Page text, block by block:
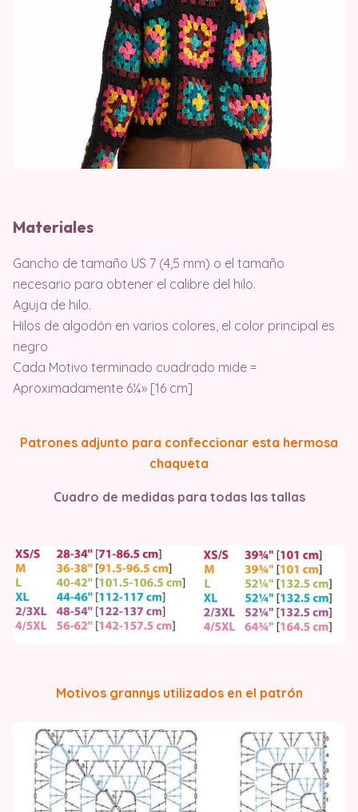
Materiales
Gancho de tamaño US 7 (4,5 mm) o el tamaño
necesario para obtener el calibre del hilo.
Aguja de hilo.
Hilos de algodón en varios colores, el color principal es
negro
Cada Motivo terminado cuadrado mide =
Aproximadamente 6¼» [16 cm]
Patrones adjunto para confeccionar esta hermosa
chaqueta
Cuadro de medidas para todas las tallas
Motivos grannys utilizados en el patrón